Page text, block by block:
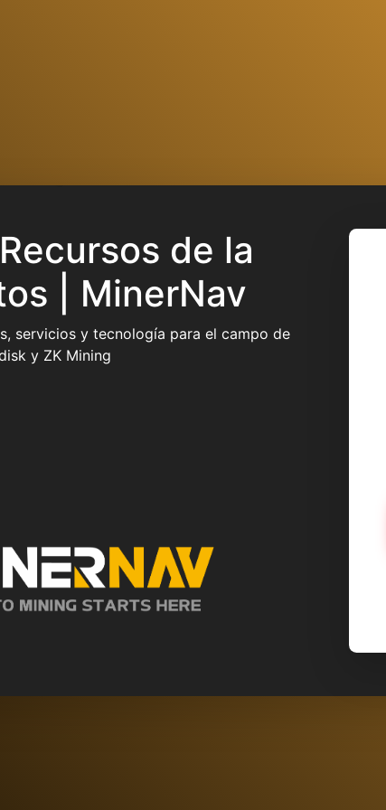
de la
| MinerNav
servicios y tecnología para el campo de
y ZK Mining